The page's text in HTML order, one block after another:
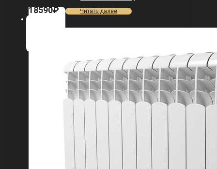
18590₽ Читать далее